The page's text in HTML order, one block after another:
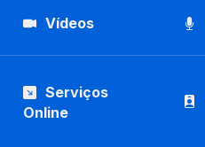
Vídeos
Serviços
Online